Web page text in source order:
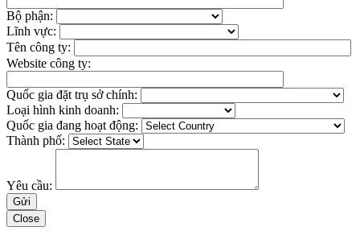
Bộ phận:
Lĩnh vực:
Tên công ty:
Website công ty:
Quốc gia đặt trụ sở chính:
Loại hình kinh doanh:
Quốc gia đang hoạt động:
Thành phố:
Yêu cầu:
Close